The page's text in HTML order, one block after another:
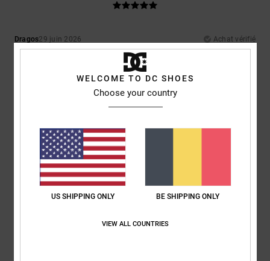
Dragos29 juin 2026
Achat vérifié
Je les ai portés une fois ; ils me vont bien et mon téléphone rentre dans
Afficher original - Deutsch
Je recommande ce produit
5
WELCOME TO DC SHOES
Choose your country
US SHIPPING ONLY BE SHIPPING ONLY
VIEW ALL COUNTRIES